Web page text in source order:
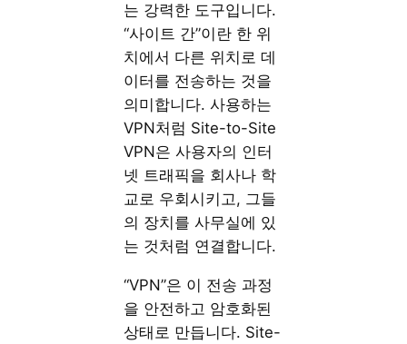
는 강력한 도구입니다.
“사이트 간”이란 한 위
치에서 다른 위치로 데
이터를 전송하는 것을
의미합니다. 사용하는
VPN처럼 Site-to-Site
VPN은 사용자의 인터
넷 트래픽을 회사나 학
교로 우회시키고, 그들
의 장치를 사무실에 있
는 것처럼 연결합니다.
“VPN”은 이 전송 과정
을 안전하고 암호화된
상태로 만듭니다. Site-